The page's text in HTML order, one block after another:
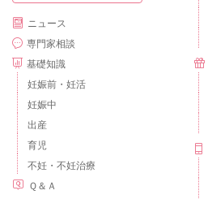
ニュース
専門家相談
基礎知識
妊娠前・妊活
妊娠中
出産
育児
不妊・不妊治療
Ｑ＆Ａ